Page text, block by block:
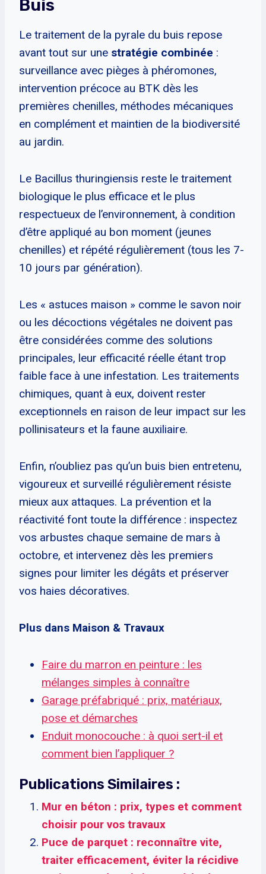
Buis
Le traitement de la pyrale du buis repose
avant tout sur une stratégie combinée :
surveillance avec pièges à phéromones,
intervention précoce au BTK dès les
premières chenilles, méthodes mécaniques
en complément et maintien de la biodiversité
au jardin.
Le Bacillus thuringiensis reste le traitement
biologique le plus efficace et le plus
respectueux de l’environnement, à condition
d’être appliqué au bon moment (jeunes
chenilles) et répété régulièrement (tous les 7-
10 jours par génération).
Les « astuces maison » comme le savon noir
ou les décoctions végétales ne doivent pas
être considérées comme des solutions
principales, leur efficacité réelle étant trop
faible face à une infestation. Les traitements
chimiques, quant à eux, doivent rester
exceptionnels en raison de leur impact sur les
pollinisateurs et la faune auxiliaire.
Enfin, n’oubliez pas qu’un buis bien entretenu,
vigoureux et surveillé régulièrement résiste
mieux aux attaques. La prévention et la
réactivité font toute la différence : inspectez
vos arbustes chaque semaine de mars à
octobre, et intervenez dès les premiers
signes pour limiter les dégâts et préserver
vos haies décoratives.
Plus dans Maison & Travaux
Faire du marron en peinture : les
mélanges simples à connaître
Garage préfabriqué : prix, matériaux,
pose et démarches
Enduit monocouche : à quoi sert-il et
comment bien l’appliquer ?
Publications Similaires :
Mur en béton : prix, types et comment
choisir pour vos travaux
Puce de parquet : reconnaître vite,
traiter efficacement, éviter la récidive